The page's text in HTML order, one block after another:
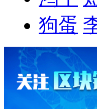
狗蛋